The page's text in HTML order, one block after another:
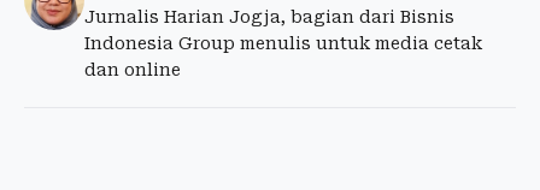
Jurnalis Harian Jogja, bagian dari Bisnis
Indonesia Group menulis untuk media cetak
dan online